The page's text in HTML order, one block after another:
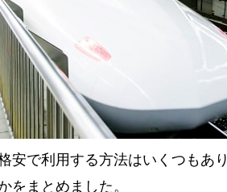
安で利用する方法はいくつもあ
をまとめました。